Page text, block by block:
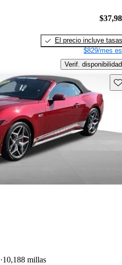
El precio incluye tasas
$829/mes
Verif. disponibilidad
10,188 millas